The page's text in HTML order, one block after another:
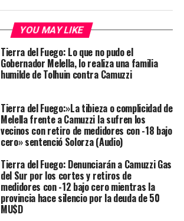
YOU MAY LIKE
Tierra del Fuego: Lo que no pudo el
Gobernador Melella, lo realiza una familia
humilde de Tolhuin contra Camuzzi
Tierra del Fuego:»La tibieza o complicidad de
Melella frente a Camuzzi la sufren los
vecinos con retiro de medidores con -18 bajo
cero» sentenció Solorza (Audio)
Tierra del Fuego: Denunciarán a Camuzzi Gas
del Sur por los cortes y retiros de
medidores con -12 bajo cero mientras la
provincia hace silencio por la deuda de 50
MU$D